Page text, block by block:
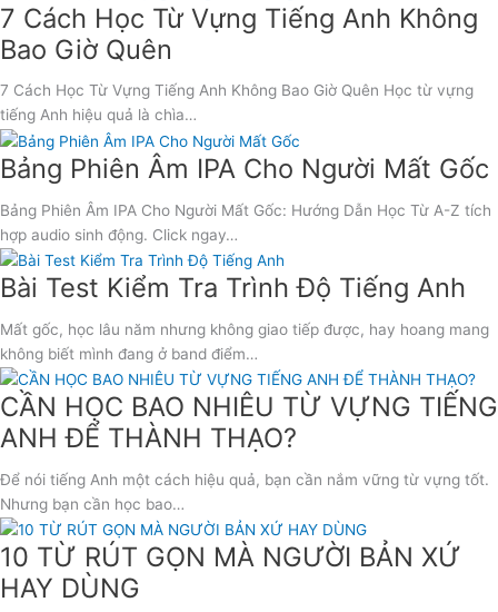
7 Cách Học Từ Vựng Tiếng Anh Không
Bao Giờ Quên
7 Cách Học Từ Vựng Tiếng Anh Không Bao Giờ Quên Học từ vựng
tiếng Anh hiệu quả là chìa…
Bảng Phiên Âm IPA Cho Người Mất Gốc
Bảng Phiên Âm IPA Cho Người Mất Gốc: Hướng Dẫn Học Từ A-Z tích
hợp audio sinh động. Click ngay…
Bài Test Kiểm Tra Trình Độ Tiếng Anh
Mất gốc, học lâu năm nhưng không giao tiếp được, hay hoang mang
không biết mình đang ở band điểm…
CẦN HỌC BAO NHIÊU TỪ VỰNG TIẾNG
ANH ĐỂ THÀNH THẠO?
Để nói tiếng Anh một cách hiệu quả, bạn cần nắm vững từ vựng tốt.
Nhưng bạn cần học bao…
10 TỪ RÚT GỌN MÀ NGƯỜI BẢN XỨ
HAY DÙNG